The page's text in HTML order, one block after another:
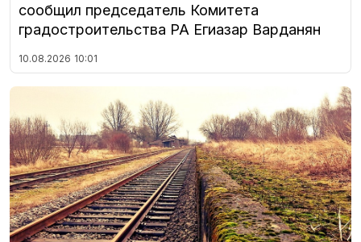
сообщил председатель Комитета
градостроительства РА Егиазар Варданян
10.08.2026 10:01